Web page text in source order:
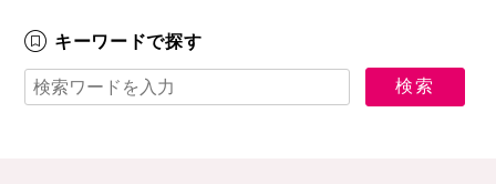
キーワードで探す